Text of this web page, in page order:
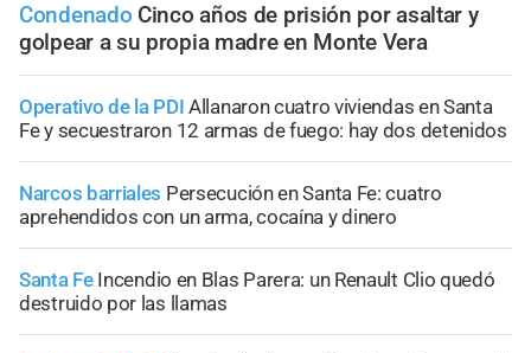
Condenado Cinco años de prisión por asaltar y
golpear a su propia madre en Monte Vera
Operativo de la PDI Allanaron cuatro viviendas en Santa
Fe y secuestraron 12 armas de fuego: hay dos detenidos
Narcos barriales Persecución en Santa Fe: cuatro
aprehendidos con un arma, cocaína y dinero
Santa Fe Incendio en Blas Parera: un Renault Clio quedó
destruido por las llamas